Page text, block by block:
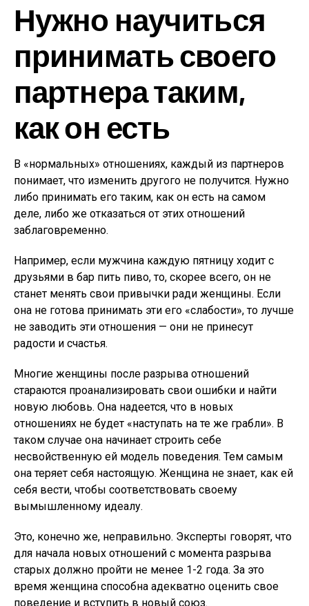
Нужно научиться
принимать своего
партнера таким,
как он есть
В «нормальных» отношениях, каждый из партнеров
понимает, что изменить другого не получится. Нужно
либо принимать его таким, как он есть на самом
деле, либо же отказаться от этих отношений
заблаговременно.
Например, если мужчина каждую пятницу ходит с
друзьями в бар пить пиво, то, скорее всего, он не
станет менять свои привычки ради женщины. Если
она не готова принимать эти его «слабости», то лучше
не заводить эти отношения — они не принесут
радости и счастья.
Многие женщины после разрыва отношений
стараются проанализировать свои ошибки и найти
новую любовь. Она надеется, что в новых
отношениях не будет «наступать на те же грабли». В
таком случае она начинает строить себе
несвойственную ей модель поведения. Тем самым
она теряет себя настоящую. Женщина не знает, как ей
себя вести, чтобы соответствовать своему
вымышленному идеалу.
Это, конечно же, неправильно. Эксперты говорят, что
для начала новых отношений с момента разрыва
старых должно пройти не менее 1-2 года. За это
время женщина способна адекватно оценить свое
поведение и вступить в новый союз.